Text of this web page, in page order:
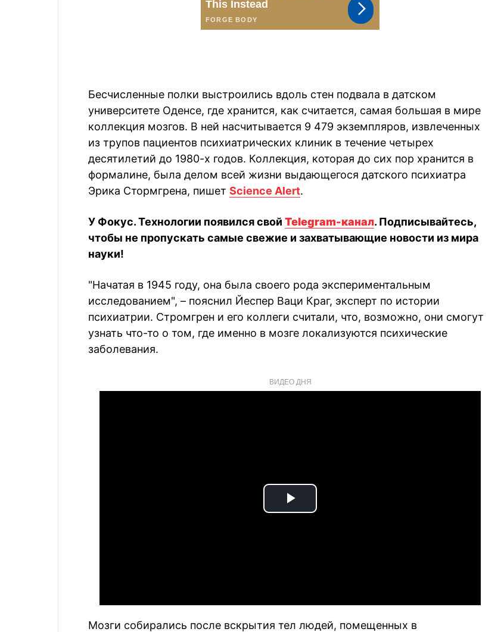
Бесчисленные полки выстроились вдоль стен подвала в датском
университете Оденсе, где хранится, как считается, самая большая в мире
коллекция мозгов. В ней насчитывается 9 479 экземпляров, извлеченных
из трупов пациентов психиатрических клиник в течение четырех
десятилетий до 1980-х годов. Коллекция, которая до сих пор хранится в
формалине, была делом всей жизни выдающегося датского психиатра
Эрика Стормгрена, пишет Science Alert.
У Фокус. Технологии появился свой Telegram-канал. Подписывайтесь,
чтобы не пропускать самые свежие и захватывающие новости из мира
науки!
"Начатая в 1945 году, она была своего рода экспериментальным
исследованием", – пояснил Йеспер Ваци Краг, эксперт по истории
психиатрии. Стромгрен и его коллеги считали, что, возможно, они смогут
узнать что-то о том, где именно в мозге локализуются психические
заболевания.
ВИДЕО ДНЯ
Play
Мозги собирались после вскрытия тел людей, помещенных в